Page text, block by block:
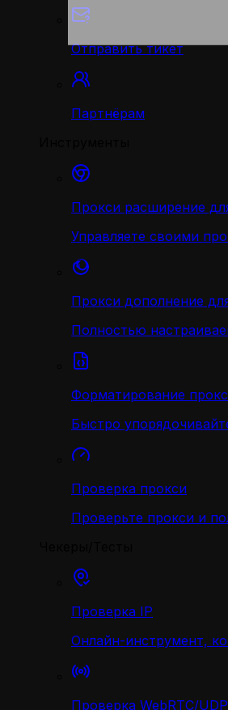
Отправить тикет
Партнёрам
Прокси расширение
Управляете своими
Прокси дополнение
Полностью
Форматирование
Быстро
Проверка прокси
Проверьте прокси и
Проверка IP
Онлайн-инструмент,
Проверка WebRTC/UDP